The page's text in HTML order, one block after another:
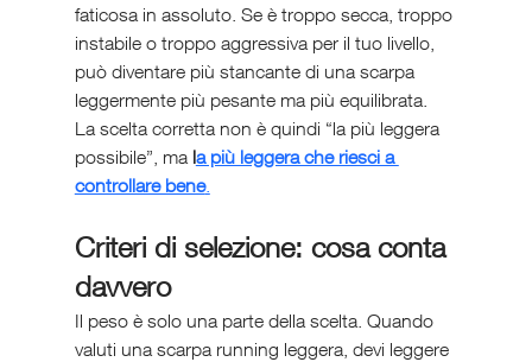
faticosa in assoluto. Se è troppo secca, troppo
instabile o troppo aggressiva per il tuo livello,
può diventare più stancante di una scarpa
leggermente più pesante ma più equilibrata.
La scelta corretta non è quindi “la più leggera
possibile”, ma la più leggera che riesci a
controllare bene.
Criteri di selezione: cosa conta
davvero
Il peso è solo una parte della scelta. Quando
valuti una scarpa running leggera, devi leggere